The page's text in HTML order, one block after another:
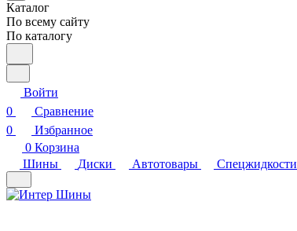
Каталог
По всему сайту
По каталогу
Войти
0
Сравнение
0
Избранное
0 Корзина
Шины
Диски Автотовары Спецжидкости